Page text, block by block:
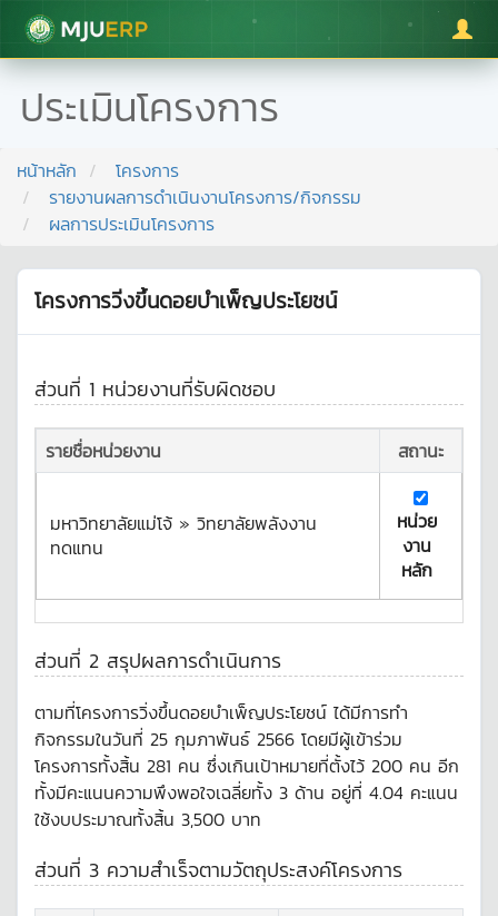
มหาวิทยาลัยแม่โจ้
ประเมินโครงการ
หน้าหลัก
โครงการ
รายงานผลการดำเนินงานโครงการ/กิจกรรม
ผลการประเมินโครงการ
โครงการวิ่งขึ้นดอยบำเพ็ญประโยชน์
ส่วนที่ 1 หน่วยงานที่รับผิดชอบ
รายชื่อหน่วยงาน สถานะ
มหาวิทยาลัยแม่โจ้ » วิทยาลัยพลังงาน
ทดแทน
หน่วย
งาน
หลัก
ส่วนที่ 2 สรุปผลการดำเนินการ
ตามที่โครงการวิ่งขึ้นดอยบำเพ็ญประโยชน์ ได้มีการทำ
กิจกรรมในวันที่ 25 กุมภาพันธ์ 2566 โดยมีผู้เข้าร่วม
โครงการทั้งสิ้น 281 คน ซึ่งเกินเป้าหมายที่ตั้งไว้ 200 คน อีก
ทั้งมีคะแนนความพึงพอใจเฉลี่ยทั้ง 3 ด้าน อยู่ที่ 4.04 คะแนน
ใช้งบประมาณทั้งสิ้น 3,500 บาท
ส่วนที่ 3 ความสำเร็จตามวัตถุประสงค์โครงการ